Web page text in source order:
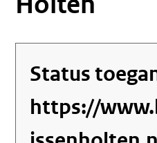
Status
https://